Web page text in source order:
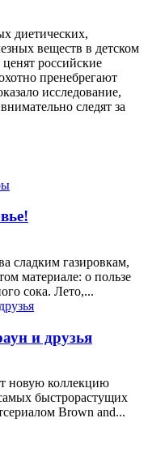
диетических,
веществ в детском
российские
пренебрегают
исследование,
следят за
сладким газировкам,
материале: о пользе
сока. Лето,...
и друзья
новую коллекцию
быстрорастущих
Brown and...